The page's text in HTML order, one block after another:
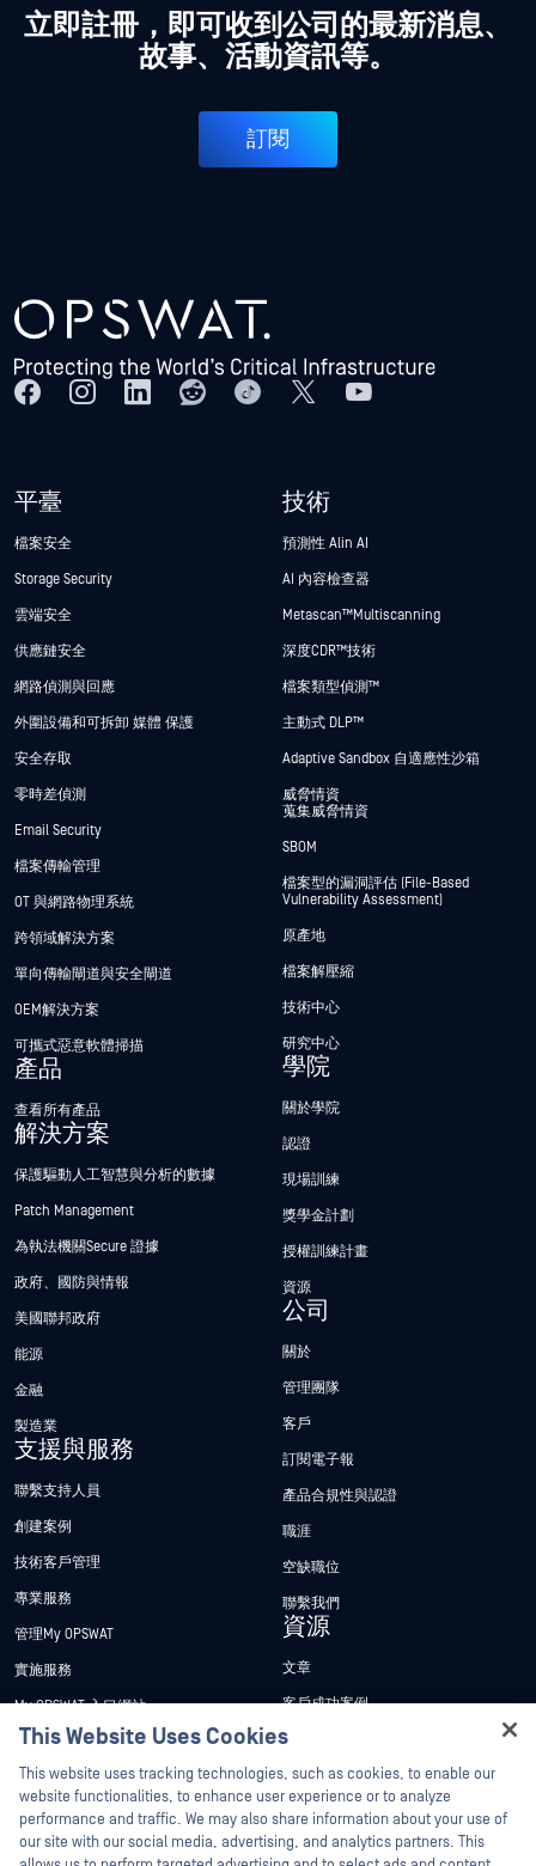
立即註冊，即可收到公司的最新消息、
故事、活動資訊等。
訂閱
平臺
檔案安全
Storage Security
雲端安全
供應鏈安全
網路偵測與回應
外圍設備和可拆卸 媒體 保護
安全存取
零時差偵測
Email Security
檔案傳輸管理
OT 與網路物理系統
跨領域解決方案
單向傳輸閘道與安全閘道
OEM解決方案
可攜式惡意軟體掃描
產品
查看所有產品
解決方案
保護驅動人工智慧與分析的數據
Patch Management
為執法機關Secure 證據
政府、國防與情報
美國聯邦政府
能源
金融
製造業
支援與服務
聯繫支持人員
創建案例
技術客戶管理
專業服務
管理My OPSWAT
實施服務
My OPSWAT 入口網站
技術檔案
訓練
漏洞通報計畫
合作夥伴
技術
預測性 Alin AI
AI 內容檢查器
Metascan™ Multiscanning
深度CDR™技術
檔案類型偵測™
主動式 DLP™
Adaptive Sandbox 自適應性沙箱
威脅情資
蒐集威脅情資
SBOM
檔案型的漏洞評估 (File-Based
Vulnerability Assessment)
原產地
檔案解壓縮
技術中心
研究中心
學院
關於學院
認證
現場訓練
獎學金計劃
授權訓練計畫
資源
公司
關於
管理團隊
客戶
訂閱電子報
產品合規性與認證
職涯
空缺職位
聯繫我們
資源
文章
客戶成功案例
新聞稿
新聞報導
網路研討會
This Website Uses Cookies
This website uses tracking technologies, such as cookies, to enable our
website functionalities, to enhance user experience or to analyze
performance and traffic. We may also share information about your use of
our site with our social media, advertising, and analytics partners. This
Hey there!
I'm Ozzy, your OPSWAT virtual assistant.
How can I help you secure what's critical
today?